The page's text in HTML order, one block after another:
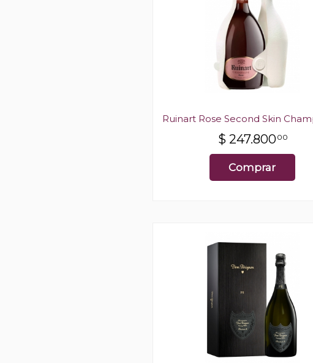
Ruinart Rose Second Skin
$ 247.80000
Comprar